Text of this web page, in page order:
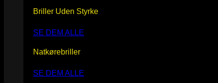
Briller Uden Styrke
SE DEM ALLE
Natkørebriller
SE DEM ALLE